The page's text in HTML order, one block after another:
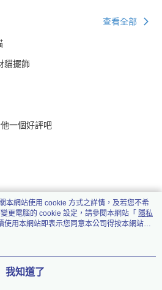
查看全部
貓擺飾
一個好評吧
本網站使用 cookie 方式之詳情，及若您不希
更電腦的 cookie 設定，請參閱本網站「 隱私
使用本網站即表示您同意本公司得按本網站使
我知道了